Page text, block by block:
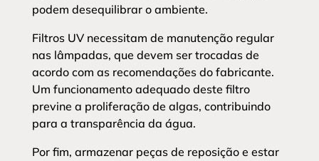
podem desequilibrar o ambiente.
Filtros UV necessitam de manutenção regular
nas lâmpadas, que devem ser trocadas de
acordo com as recomendações do fabricante.
Um funcionamento adequado deste filtro
previne a proliferação de algas, contribuindo
para a transparência da água.
Por fim, armazenar peças de reposição e estar